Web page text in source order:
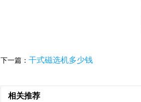
下一篇： 干式磁选机多少钱
相关推荐